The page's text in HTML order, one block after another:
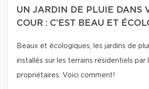
UN JARDIN DE PLUIE DANS
COUR : C’EST BEAU ET
Beaux et écologiques, les jardins de
installés sur les terrains résidentiels par
propriétaires. Voici comment!